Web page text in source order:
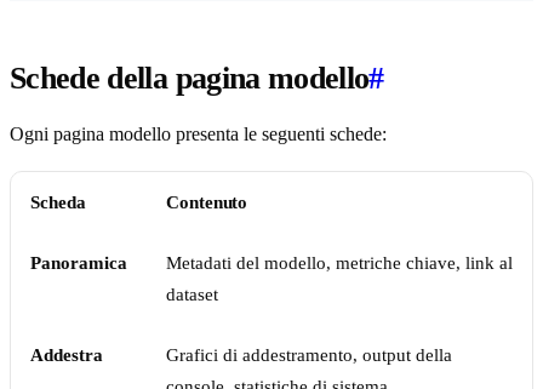
Schede della pagina modello#
Ogni pagina modello presenta le seguenti schede:
Scheda Contenuto
Panoramica
Metadati del modello, metriche chiave, link al
dataset
Addestra
Grafici di addestramento, output della